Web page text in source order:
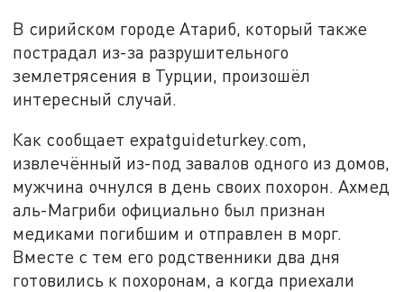
В сирийском городе Атариб, который также
пострадал из-за разрушительного
землетрясения в Турции, произошёл
интересный случай.
Как сообщает expatguideturkey.com,
извлечённый из-под завалов одного из домов,
мужчина очнулся в день своих похорон. Ахмед
аль-Магриби официально был признан
медиками погибшим и отправлен в морг.
Вместе с тем его родственники два дня
готовились к похоронам, а когда приехали